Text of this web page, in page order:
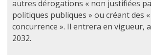
autres dérogations « non justifiées
politiques publiques » ou créant des
concurrence ». Il entrera en vigueur,
2032.